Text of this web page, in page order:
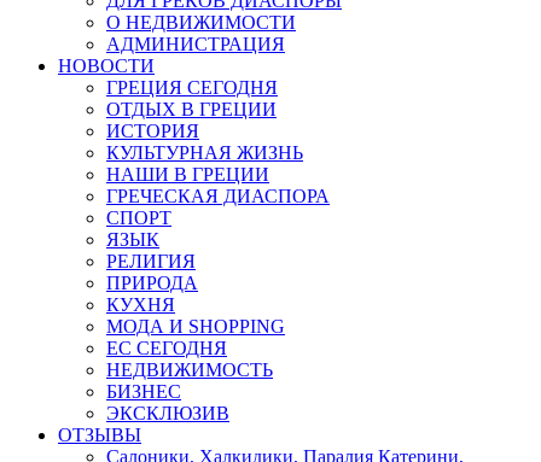
О НЕДВИЖИМОСТИ
АДМИНИСТРАЦИЯ
НОВОСТИ
ГРЕЦИЯ СЕГОДНЯ
ОТДЫХ В ГРЕЦИИ
ИСТОРИЯ
КУЛЬТУРНАЯ ЖИЗНЬ
НАШИ В ГРЕЦИИ
ГРЕЧЕСКАЯ ДИАСПОРА
СПОРТ
ЯЗЫК
РЕЛИГИЯ
ПРИРОДА
КУХНЯ
МОДА И SHOPPING
ЕС СЕГОДНЯ
НЕДВИЖИМОСТЬ
БИЗНЕС
ЭКСКЛЮЗИВ
ОТЗЫВЫ
Салоники, Халкидики, Паралия Катерини,